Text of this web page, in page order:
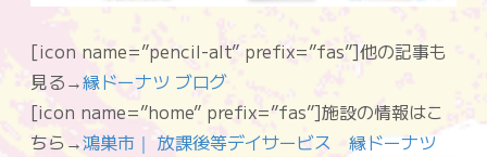
[icon name=”pencil-alt” prefix=”fas”]他の記事も
見る→縁ドーナツ ブログ
[icon name=”home” prefix=”fas”]施設の情報はこ
ちら→鴻巣市｜ 放課後等デイサービス 縁ドーナツ